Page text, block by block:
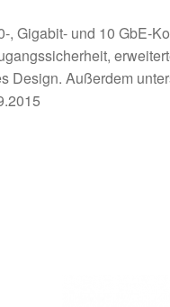
Gigabit- und 10 GbE-
Design. Außerdem